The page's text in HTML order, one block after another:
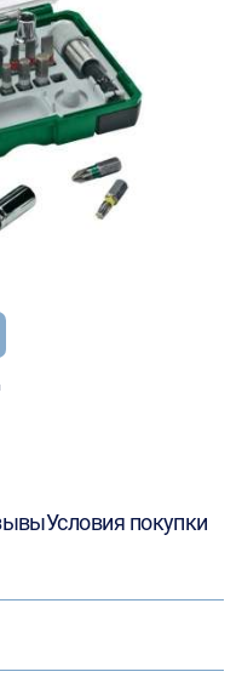
Условия покупки